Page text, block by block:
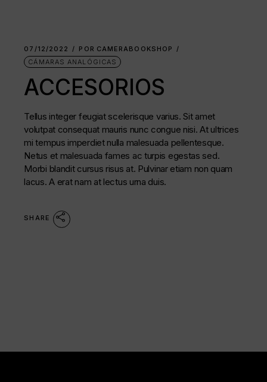
07/12/2022 POR CAMERABOOKSHOP
CÁMARAS ANALÓGICAS
ACCESORIOS
Tellus integer feugiat scelerisque varius. Sit amet
volutpat consequat mauris nunc congue nisi. At ultrices
mi tempus imperdiet nulla malesuada pellentesque.
Netus et malesuada fames ac turpis egestas sed.
Morbi blandit cursus risus at. Pulvinar etiam non quam
lacus. A erat nam at lectus urna duis.
SHARE